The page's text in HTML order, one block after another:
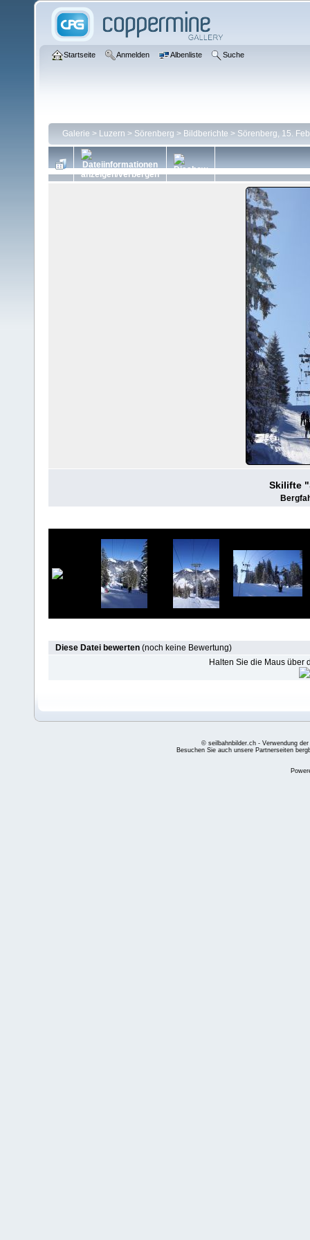
Startseite Anmelden Albenliste Suche
Galerie > Luzern > Sörenberg > Bildberichte > Sörenberg, 15.
Skilifte
Diese Datei bewerten (noch keine Bewertung)
Halten Sie die Maus über
© seilbahnbilder.ch - Verwendung
Besuchen Sie auch unsere Partnerseiten